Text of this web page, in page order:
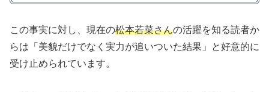
この事実に対し、現在の松本若菜さんの活躍を知る読者か
らは「美貌だけでなく実力が追いついた結果」と好意的に
受け止められています。